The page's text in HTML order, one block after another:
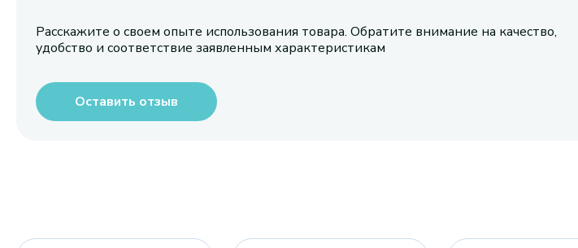
Расскажите о своем опыте использования товара. Обратите внимание на качество,
удобство и соответствие заявленным характеристикам
Оставить отзыв